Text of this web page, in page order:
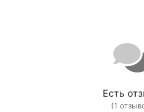
Есть
(1